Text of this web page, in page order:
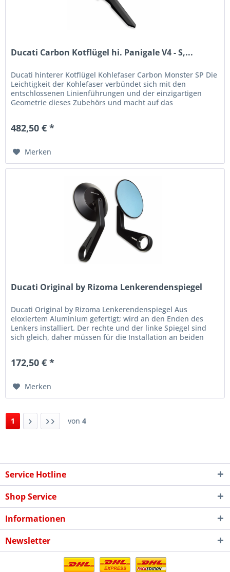
Ducati Carbon Kotflügel hi. Panigale V4 - S,...
Ducati hinterer Kotflügel Kohlefaser Carbon Monster SP Die
Leichtigkeit der Kohlefaser verbündet sich mit den
entschlossenen Linienführungen und der einzigartigen
Geometrie dieses Zubehörs und macht auf das
482,50 € *
Merken
Ducati Original by Rizoma Lenkerendenspiegel
Ducati Original by Rizoma Lenkerendenspiegel Aus
eloxiertem Aluminium gefertigt; wird an den Enden des
Lenkers installiert. Der rechte und der linke Spiegel sind
sich gleich, daher müssen für die Installation an beiden
172,50 € *
Merken
1 von 4
Service Hotline
Shop Service
Informationen
Newsletter